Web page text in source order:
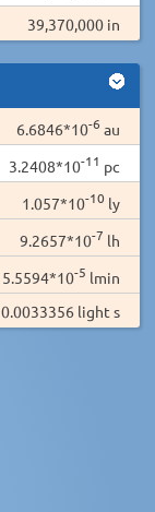
39,370,000 in
6.6846*10-6 au
3.2408*10-11 pc
1.057*10-10 ly
9.2657*10-7 lh
5.5594*10-5 lmin
0.0033356 light s